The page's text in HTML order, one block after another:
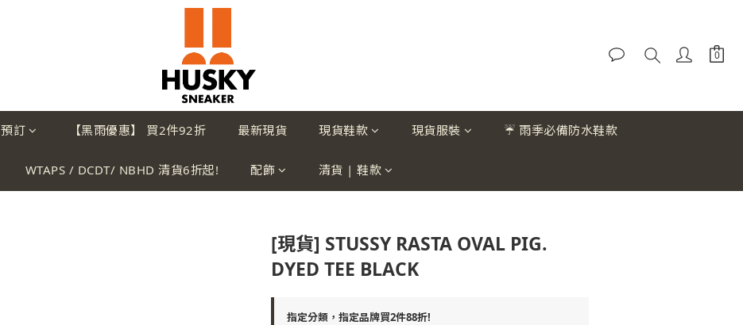
預訂 【黑雨優惠】 買2件92折 最新現貨 現貨鞋款 現貨服裝 ☔ 雨季必備防水鞋款
WTAPS / DCDT/ NBHD 清貨6折起! 配飾 清貨 | 鞋款
[現貨] STUSSY RASTA OVAL PIG.
DYED TEE BLACK
指定分類，指定品牌買2件88折!